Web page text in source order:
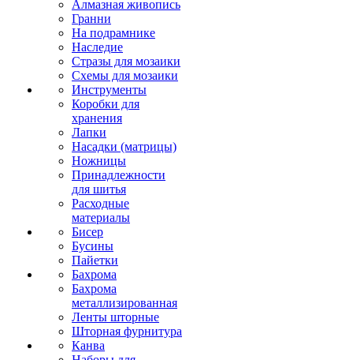
Алмазная живопись
Гранни
На подрамнике
Наследие
Стразы для мозаики
Схемы для мозаики
Инструменты
Коробки для
хранения
Лапки
Насадки (матрицы)
Ножницы
Принадлежности
для шитья
Расходные
материалы
Бисер
Бусины
Пайетки
Бахрома
Бахрома
металлизированная
Ленты шторные
Шторная фурнитура
Канва